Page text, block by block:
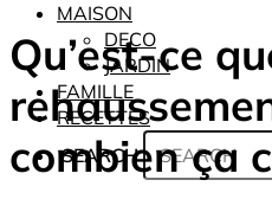
MAISON
DECO
JARDIN
FAMILLE
RECETTES
SEARCH
Qu’est-ce
combien ça